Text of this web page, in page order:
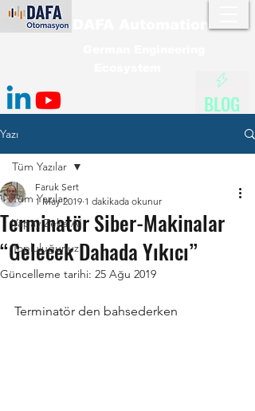
DAFA Automation
BLOG
Yazı
Tüm Yazılar
Yapay Zeka AI
Topluluğunuz
Tüm Yazılar
Terminatör Siber-Makinalar
“Gelecek Dahada Yıkıcı”
Faruk Sert
1 May 2019 1 dakikada okunur
Güncelleme tarihi: 25 Ağu 2019
Terminatör den bahsederken